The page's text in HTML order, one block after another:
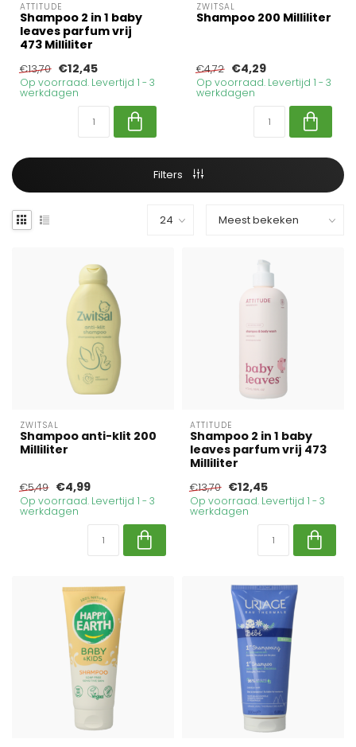
ATTITUDE
Shampoo 2 in 1 baby
leaves parfum vrij
473 Milliliter
€13,70 €12,45
Op voorraad. Levertijd 1 - 3
werkdagen
ZWITSAL
Shampoo 200 Milliliter
€4,72 €4,29
Op voorraad. Levertijd 1 - 3
werkdagen
Filters
ZWITSAL
Shampoo anti-klit 200
Milliliter
€5,49 €4,99
Op voorraad. Levertijd 1 - 3
werkdagen
ATTITUDE
Shampoo 2 in 1 baby
leaves parfum vrij 473
Milliliter
€13,70 €12,45
Op voorraad. Levertijd 1 - 3
werkdagen